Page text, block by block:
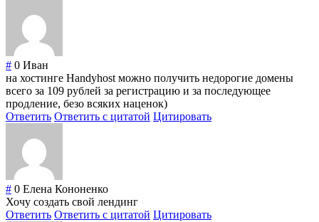
# 0 Иван
на хостинге Handyhost можно получить недорогие домены
всего за 109 рублей за регистрацию и за последующее
продление, безо всяких наценок)
Ответить Ответить с цитатой Цитировать
# 0 Елена Кононенко
Хочу создать свой лендинг
Ответить Ответить с цитатой Цитировать